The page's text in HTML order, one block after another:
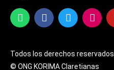
Todos los derechos reservados
© ONG KORIMA Claretianas